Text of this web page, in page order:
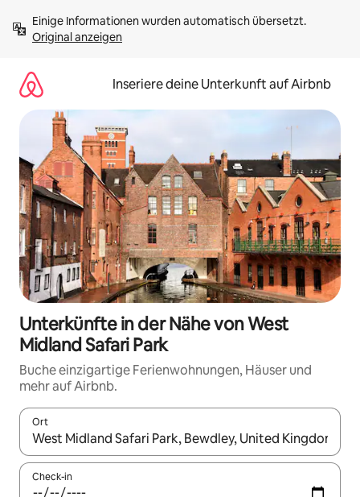
Inhalten
springenOriginal anzeigen
Inseriere deine Unterkunft auf Airbnb
Unterkünfte in der Nähe von West
Midland Safari Park
Buche einzigartige Ferienwohnungen, Häuser und
mehr auf Airbnb.
Ort
Wenn Ergebnisse verfügbar sind, navigiere mit den
Check-in